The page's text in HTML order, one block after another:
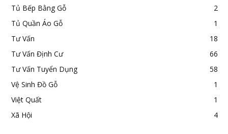
Tủ Bếp Bằng Gỗ
2
Tủ Quần Áo Gỗ
1
Tư Vấn
18
Tư Vấn Định Cư
66
Tư Vấn Tuyển Dụng
58
Vệ Sinh Đồ Gỗ
1
Việt Quất
1
Xã Hội
4